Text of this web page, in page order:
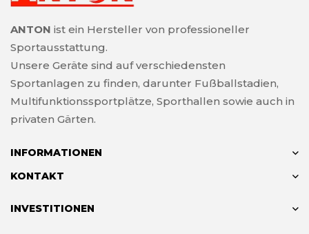
ANTON ist ein Hersteller von professioneller
Sportausstattung.
Unsere Geräte sind auf verschiedensten
Sportanlagen zu finden, darunter Fußballstadien,
Multifunktionssportplätze, Sporthallen sowie auch in
privaten Gärten.
INFORMATIONEN
KONTAKT
INVESTITIONEN